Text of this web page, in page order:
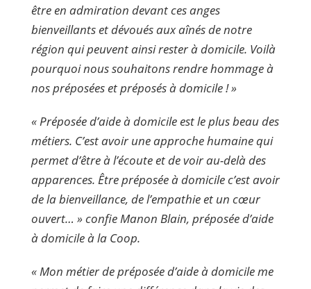
être en admiration devant ces anges
bienveillants et dévoués aux aînés de notre
région qui peuvent ainsi rester à domicile. Voilà
pourquoi nous souhaitons rendre hommage à
nos préposées et préposés à domicile ! »
«Préposée d’aide à domicile est le plus beau des
métiers. C’est avoir une approche humaine qui
permet d’être à l’écoute et de voir au-delà des
apparences. Être préposée à domicile c’est avoir
de la bienveillance, de l’empathie et un cœur
ouvert… »confie Manon Blain, préposée d’aide
à domicile à la Coop.
« Mon métier de préposée d’aide à domicile me